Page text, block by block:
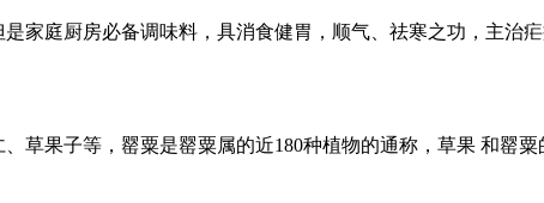
家庭厨房必备调味料，具消食健胃，顺气、祛寒之功，主治
草果子等，罂粟是罂粟属的近180种植物的通称，草果 和罂